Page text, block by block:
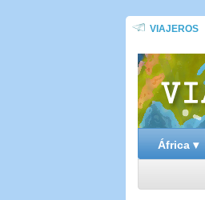
VIAJEROS
África ▾